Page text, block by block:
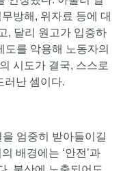
방해, 위자료 등에 대
, 달리 원고가 입증하
도를 악용해 노동자의
시도가 결국, 스스로
러난 셈이다.
엄중히 받아들이길
배경에는 ‘안전’과